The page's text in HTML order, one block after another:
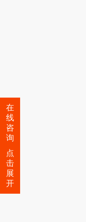
在
线
咨
询
点
击
展
开